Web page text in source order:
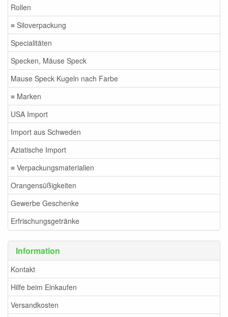
Rollen
≡ Siloverpackung
Specialitäten
Specken, Mäuse Speck
Mause Speck Kugeln nach Farbe
≡ Marken
USA Import
Import aus Schweden
Aziatische Import
≡ Verpackungsmaterialien
Orangensüßigkeiten
Gewerbe Geschenke
Erfrischungsgetränke
Information
Kontakt
Hilfe beim Einkaufen
Versandkosten